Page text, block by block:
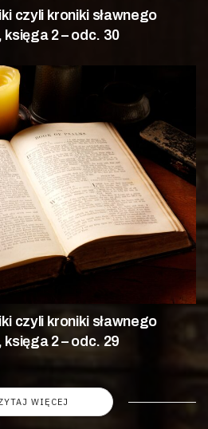
czyli kroniki sławnego
2 – odc. 30
czyli kroniki sławnego
2 – odc. 29
WIĘCEJ